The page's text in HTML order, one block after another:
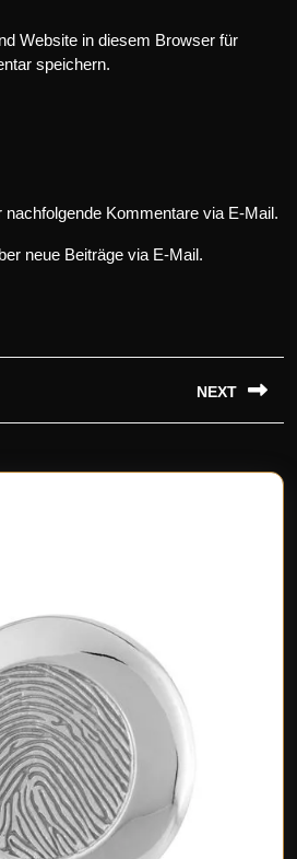
Website in diesem Browser für
speichern.
Kommentare via E-Mail.
neue Beiträge via E-Mail.
NEXT
post: